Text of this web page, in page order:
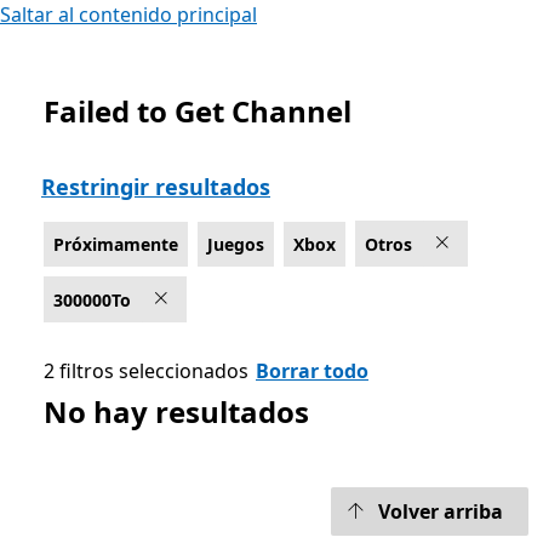
Saltar al contenido principal
Lista Microsoft.com
Failed to Get Channel
Restringir resultados
Próximamente Juegos Xbox Otros
300000To
2 filtros seleccionados Borrar todo
No hay resultados
Volver arriba